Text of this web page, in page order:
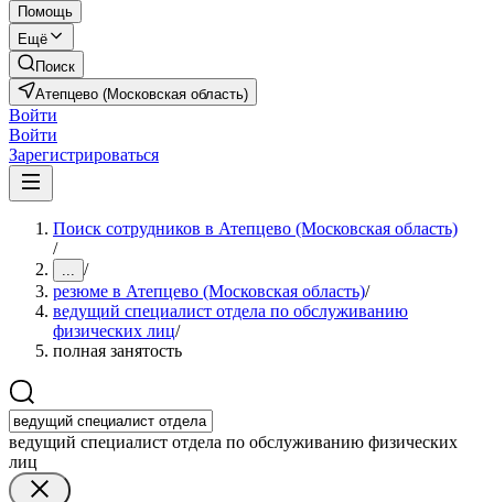
Помощь
Ещё
Поиск
Атепцево (Московская область)
Войти
Войти
Зарегистрироваться
Поиск сотрудников в Атепцево (Московская область)
/
... /
резюме в Атепцево (Московская область)/
ведущий специалист отдела по обслуживанию
физических лиц/
полная занятость
ведущий специалист отдела по обслуживанию физических
лиц